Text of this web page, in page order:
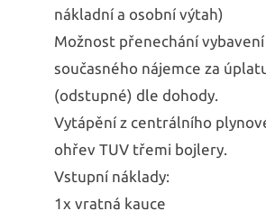
nákladní a osobní výtah)
Možnost přenechání vybavení
současného nájemce za
(odstupné) dle dohody.
Vytápění z centrálního
ohřev TUV třemi bojlery.
Vstupní náklady:
1x vratná kauce